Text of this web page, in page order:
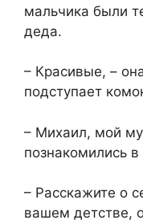
мальчика были
деда.
– Красивые, –
подступает
– Михаил, мой
познакомились в
– Расскажите о
вашем детстве,